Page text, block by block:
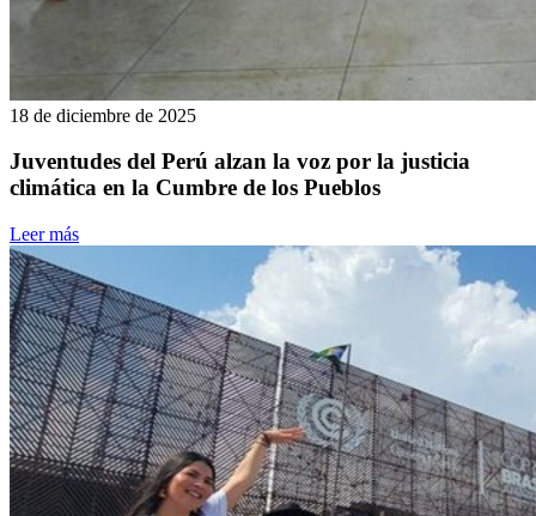
18 de diciembre de 2025
Juventudes del Perú alzan la voz por la justicia
climática en la Cumbre de los Pueblos
Leer más